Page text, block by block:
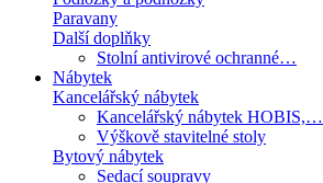
Paravany
Další doplňky
Stolní antivirové ochranné…
Nábytek
Kancelářský nábytek
Kancelářský nábytek HOBIS,…
Výškově stavitelné stoly
Bytový nábytek
Sedací soupravy